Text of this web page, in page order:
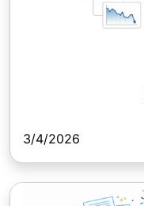
3/4/2026